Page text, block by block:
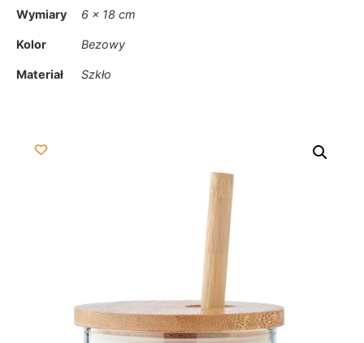
Wymiary 6 × 18 cm
Kolor Bezowy
Materiał Szkło